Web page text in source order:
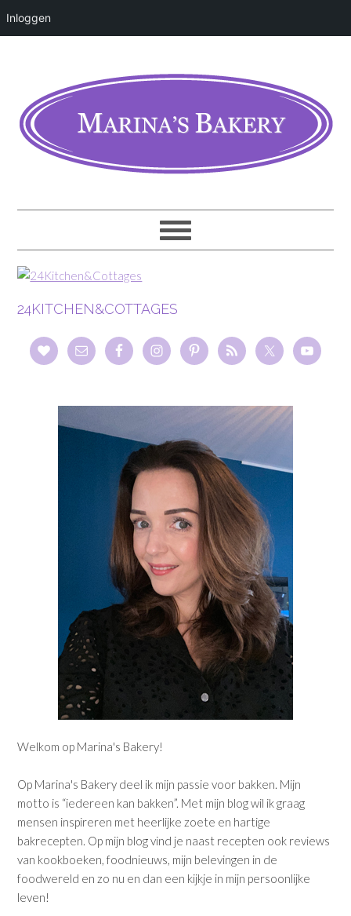
Inloggen
24KITCHEN&COTTAGES
Welkom op Marina's Bakery!
Op Marina's Bakery deel ik mijn passie voor bakken. Mijn
motto is “iedereen kan bakken”. Met mijn blog wil ik graag
mensen inspireren met heerlijke zoete en hartige
bakrecepten. Op mijn blog vind je naast recepten ook reviews
van kookboeken, foodnieuws, mijn belevingen in de
foodwereld en zo nu en dan een kijkje in mijn persoonlijke
leven!